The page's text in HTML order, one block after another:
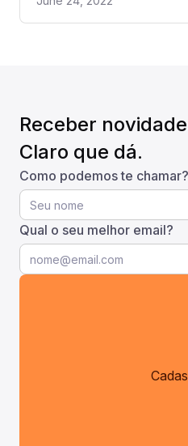
Receber
Claro que dá.
Como podemos te chamar?
Qual o seu melhor email?